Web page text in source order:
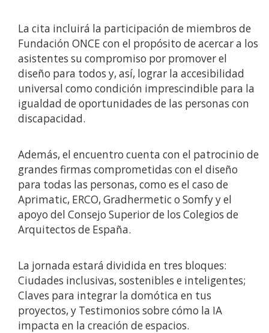
La cita incluirá la participación de miembros de
Fundación ONCE con el propósito de acercar a los
asistentes su compromiso por promover el
diseño para todos y, así, lograr la accesibilidad
universal como condición imprescindible para la
igualdad de oportunidades de las personas con
discapacidad.
Además, el encuentro cuenta con el patrocinio de
grandes firmas comprometidas con el diseño
para todas las personas, como es el caso de
Aprimatic, ERCO, Gradhermetic o Somfy y el
apoyo del Consejo Superior de los Colegios de
Arquitectos de España.
La jornada estará dividida en tres bloques:
Ciudades inclusivas, sostenibles e inteligentes;
Claves para integrar la domótica en tus
proyectos, y Testimonios sobre cómo la IA
impacta en la creación de espacios.